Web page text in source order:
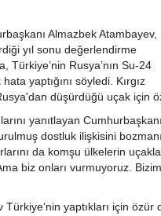
Almazbek Atambayev,
yıl sonu değerlendirme
Türkiye’nin Rusya’nın Su-24
yaptığını söyledi. Kırgız
düşürdüğü uçak için
yanıtlayan
dostluk ilişkisini
da komşu ülkelerin
biz onları vurmuyoruz.
Türkiye’nin yaptıkları için